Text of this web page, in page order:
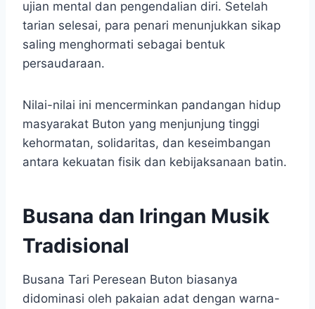
ujian mental dan pengendalian diri. Setelah
tarian selesai, para penari menunjukkan sikap
saling menghormati sebagai bentuk
persaudaraan.
Nilai-nilai ini mencerminkan pandangan hidup
masyarakat Buton yang menjunjung tinggi
kehormatan, solidaritas, dan keseimbangan
antara kekuatan fisik dan kebijaksanaan batin.
Busana dan Iringan Musik
Tradisional
Busana Tari Peresean Buton biasanya
didominasi oleh pakaian adat dengan warna-